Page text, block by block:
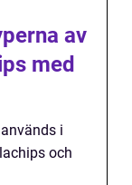
av
med
i
och